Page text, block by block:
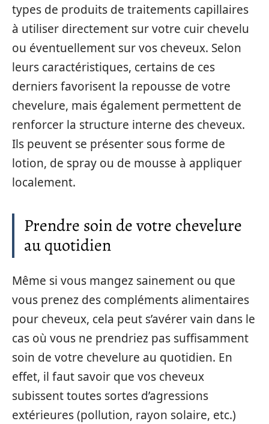
types de produits de traitements capillaires
à utiliser directement sur votre cuir chevelu
ou éventuellement sur vos cheveux. Selon
leurs caractéristiques, certains de ces
derniers favorisent la repousse de votre
chevelure, mais également permettent de
renforcer la structure interne des cheveux.
Ils peuvent se présenter sous forme de
lotion, de spray ou de mousse à appliquer
localement.
Prendre soin de votre chevelure
au quotidien
Même si vous mangez sainement ou que
vous prenez des compléments alimentaires
pour cheveux, cela peut s’avérer vain dans le
cas où vous ne prendriez pas suffisamment
soin de votre chevelure au quotidien. En
effet, il faut savoir que vos cheveux
subissent toutes sortes d’agressions
extérieures (pollution, rayon solaire, etc.)